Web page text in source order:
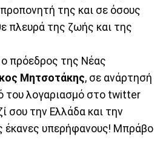
της και σε όσους
πλευρά της ζωής και της
πρόεδρος της Νέας
Μητσοτάκης, σε ανάρτησή
του λογαριασμό στο twitter
σου την Ελλάδα και την
έκανες υπερήφανους! Μπράβο